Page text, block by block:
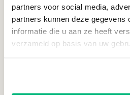
partners voor social media,
partners kunnen deze gegevens
informatie die u aan ze heeft
verzameld op basis van uw
Telefoonnummer